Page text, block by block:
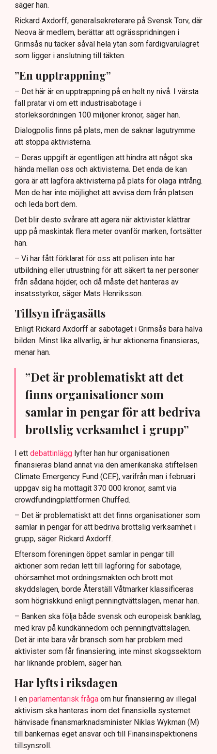
säger han.
Rickard Axdorff, generalsekreterare på Svensk Torv, där
Neova är medlem, berättar att ogrässpridningen i
Grimsås nu täcker såväl hela ytan som färdigvarulagret
som ligger i anslutning till täkten.
”En upptrappning”
– Det här är en upptrappning på en helt ny nivå. I värsta
fall pratar vi om ett industrisabotage i
storleksordningen 100 miljoner kronor, säger han.
Dialogpolis finns på plats, men de saknar lagutrymme
att stoppa aktivisterna.
– Deras uppgift är egentligen att hindra att något ska
hända mellan oss och aktivisterna. Det enda de kan
göra är att lagföra aktivisterna på plats för olaga intrång.
Men de har inte möjlighet att avvisa dem från platsen
och leda bort dem.
Det blir desto svårare att agera när aktivister klättrar
upp på maskintak flera meter ovanför marken, fortsätter
han.
– Vi har fått förklarat för oss att polisen inte har
utbildning eller utrustning för att säkert ta ner personer
från sådana höjder, och då måste det hanteras av
insatsstyrkor, säger Mats Henriksson.
Tillsyn ifrågasätts
Enligt Rickard Axdorff är sabotaget i Grimsås bara halva
bilden. Minst lika allvarlig, är hur aktionerna finansieras,
menar han.
”Det är problematiskt att det
finns organisationer som
samlar in pengar för att bedriva
brottslig verksamhet i grupp”
I ett debattinlägg lyfter han hur organisationen
finansieras bland annat via den amerikanska stiftelsen
Climate Emergency Fund (CEF), varifrån man i februari
uppgav sig ha mottagit 370 000 kronor, samt via
crowdfundingplattformen Chuffed.
– Det är problematiskt att det finns organisationer som
samlar in pengar för att bedriva brottslig verksamhet i
grupp, säger Rickard Axdorff.
Eftersom föreningen öppet samlar in pengar till
aktioner som redan lett till lagföring för sabotage,
ohörsamhet mot ordningsmakten och brott mot
skyddslagen, borde Återställ Våtmarker klassificeras
som högriskkund enligt penningtvättslagen, menar han.
– Banken ska följa både svensk och europeisk banklag,
med krav på kundkännedom och penningtvättslagen.
Det är inte bara vår bransch som har problem med
aktivister som får finansiering, inte minst skogssektorn
har liknande problem, säger han.
Har lyfts i riksdagen
I en parlamentarisk fråga om hur finansiering av illegal
aktivism ska hanteras inom det finansiella systemet
hänvisade finansmarknadsminister Niklas Wykman (M)
till bankernas eget ansvar och till Finansinspektionens
tillsynsroll.